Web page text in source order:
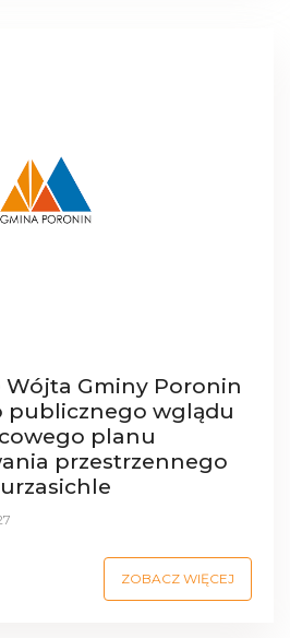
Wójta Gminy Poronin
publicznego wglądu
planu
przestrzennego
ZOBACZ WIĘCEJ